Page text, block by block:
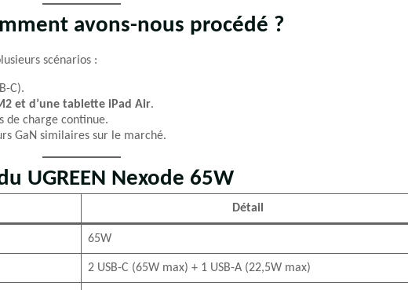
avons-nous procédé ?
scénarios :
C).
et d’une tablette iPad Air.
de charge continue.
GaN similaires sur le marché.
UGREEN Nexode 65W
Détail
65W
2 USB-C (65W max) + 1 USB-A (22,5W max)